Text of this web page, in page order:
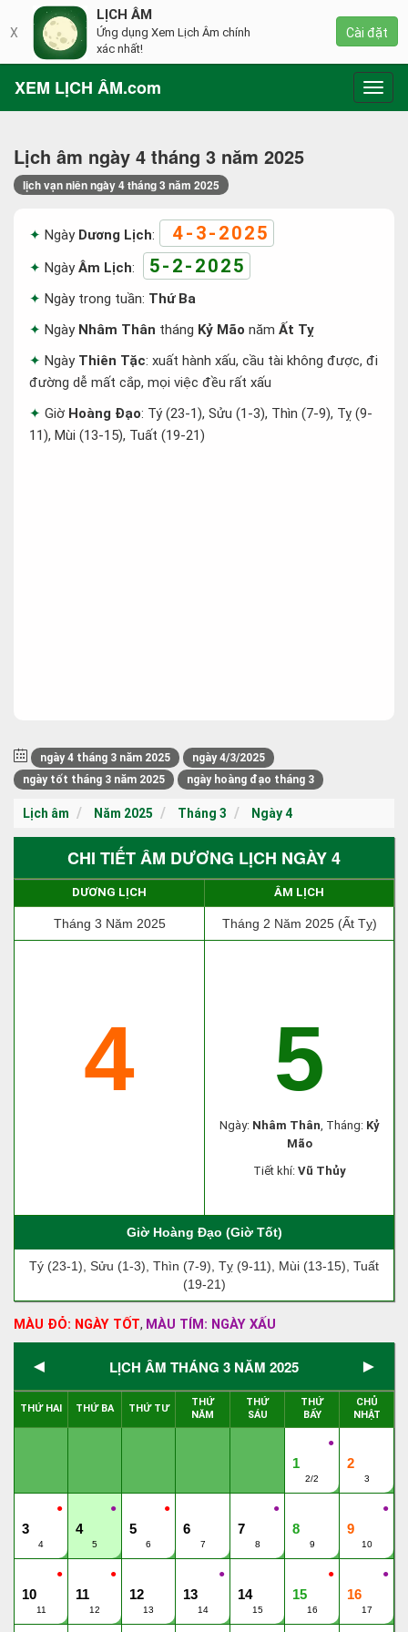
XEM LỊCH ÂM.com
Lịch âm ngày 4 tháng 3 năm 2025
lịch vạn niên ngày 4 tháng 3 năm 2025
Ngày Dương Lịch: 4-3-2025
NgàyÂm Lịch: 5-2-2025
Ngày trong tuần: Thứ Ba
Ngày Nhâm Thân tháng Kỷ Mão năm Ất Tỵ
Ngày Thiên Tặc: xuất hành xấu, cầu tài không được, đi
đường dễ mất cắp, mọi việc đều rất xấu
Giờ Hoàng Đạo: Tý (23-1), Sửu (1-3), Thìn (7-9), Tỵ (9-
11), Mùi (13-15), Tuất (19-21)
ngày 4 tháng 3 năm 2025
ngày 4/3/2025
ngày tốt tháng 3 năm 2025
ngày hoàng đạo tháng 3
Lịch âm Năm 2025 Tháng 3 Ngày 4
CHI TIẾT ÂM DƯƠNG LỊCH NGÀY 4
DƯƠNG LỊCH ÂM LỊCH
Tháng 3 Năm 2025 Tháng 2 Năm 2025 (Ất Tỵ)
4 5
Ngày: Nhâm Thân, Tháng: Kỷ
Mão
Tiết khí: Vũ Thủy
Giờ Hoàng Đạo (Giờ Tốt)
Tý (23-1), Sửu (1-3), Thìn (7-9), Tỵ (9-11), Mùi (13-15), Tuất
(19-21)
MÀU ĐỎ: NGÀY TỐT, MÀU TÍM: NGÀY XẤU
◄ LỊCH ÂM THÁNG 3 NĂM 2025 ►
THỨ HAI THỨ BA THỨ TƯ
THỨ
NĂM
THỨ
SÁU
THỨ
BẨY
CHỦ
NHẬT
●
1
2/2
2
3
●
3
4
●
4
5
●
5
6
6
7
●
7
8
8
9
●
9
10
●
10
11
●
11
12
12
13
●
13
14
14
15
●
15
16
●
16
17
X
LỊCH ÂM
Ứng dụng Xem Lịch Âm chính
xác nhất!
Cài đặt